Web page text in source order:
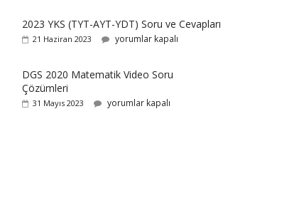
2023 YKS (TYT-AYT-YDT) Soru ve Cevapları
21 Haziran 2023 yorumlar kapalı
DGS 2020 Matematik Video Soru
Çözümleri
31 Mayıs 2023 yorumlar kapalı